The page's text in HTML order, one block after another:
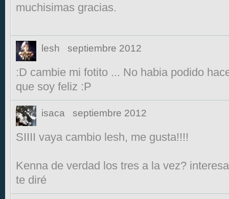
muchisimas gracias.
lesh septiembre 2012
:D cambie mi fotito ... No habia podido
que soy feliz :P
isaca septiembre 2012
SIIII vaya cambio lesh, me gusta!!!!
Kenna de verdad los tres a la vez?
te diré